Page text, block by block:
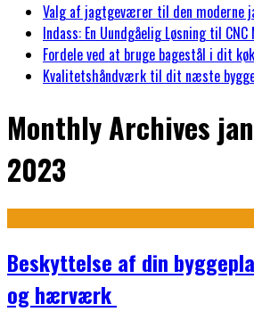
Valg af jagtgeværer til den moderne
Indass: En Uundgåelig Løsning til CNC
Fordele ved at bruge bagestål i dit
Kvalitetshåndværk til dit næste
Monthly Archives
2023
Beskyttelse af din
og hærværk